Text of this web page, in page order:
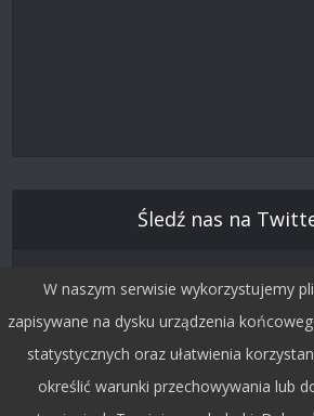
Śledź nas na
W naszym serwisie wykorzystujemy
zapisywane na dysku urządzenia
statystycznych oraz ułatwienia
określić warunki przechowywania lub